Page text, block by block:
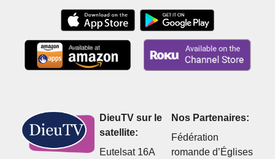
DieuTV sur le
satellite:
Eutelsat 16A
Nos Partenaires:
Fédération
romande d’Églises